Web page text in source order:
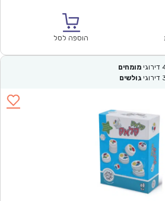
הוספה לסל
דירוגי מומחים
דירוגי גולשים